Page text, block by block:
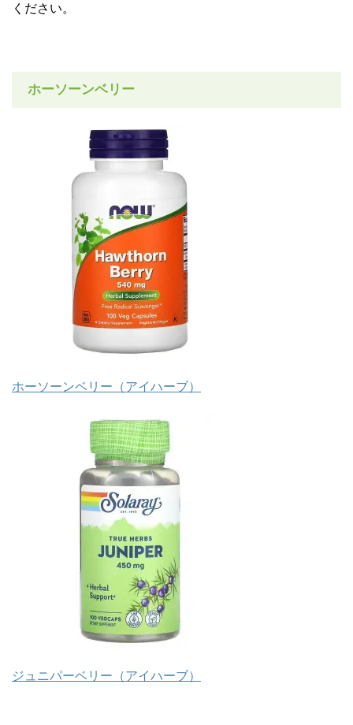
ください。
ホーソーンベリー
ホーソーンベリー（アイハーブ）
ジュニパーベリー（アイハーブ）